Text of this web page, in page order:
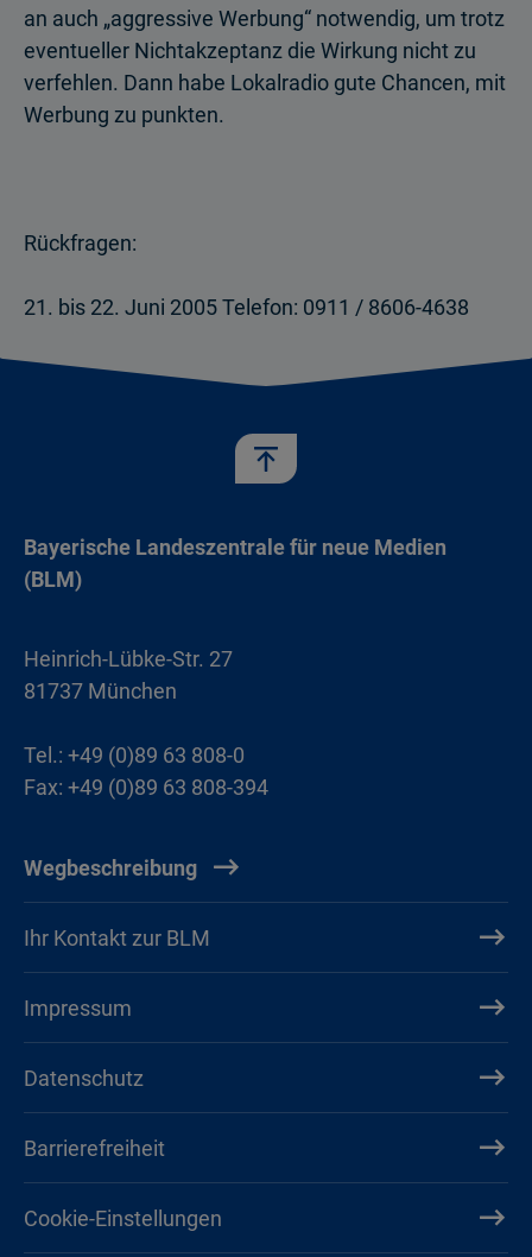
an auch „aggressive Werbung“ notwendig, um trotz
eventueller Nichtakzeptanz die Wirkung nicht zu
verfehlen. Dann habe Lokalradio gute Chancen, mit
Werbung zu punkten.
Rückfragen:
21. bis 22. Juni 2005 Telefon: 0911 / 8606-4638
Bayerische Landeszentrale für neue Medien
(BLM)
Heinrich-Lübke-Str. 27
81737 München
Tel.: +49 (0)89 63 808-0
Fax: +49 (0)89 63 808-394
Wegbeschreibung
Ihr Kontakt zur BLM
Impressum
Datenschutz
Barrierefreiheit
Cookie-Einstellungen